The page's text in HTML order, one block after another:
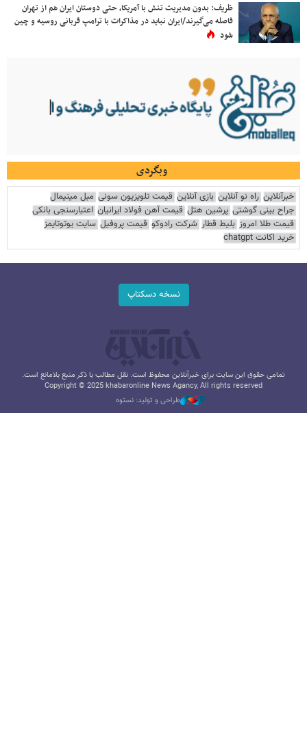
ظریف: بدون مدیریت تنش با آمریکا، حتی دوستان ایران هم از تهران
فاصله می‌گیرند/ایران نباید در مذاکرات با ترامپ قربانی روسیه و چین
شود
وبگردی
خبرآنلاین راه نو آنلاین بازی آنلاین قیمت تلویزیون سونی مبل مینیمال
جراح بینی گوشتی پرشین هتل قیمت آهن فولاد ایرانیان اعتبارسنجی بانکی
قیمت طلا امروز بلیط قطار شرکت رادوکو قیمت پروفیل سایت یوتوتایمز
خرید اکانت chatgpt
نسخه دسکتاپ
تمامی حقوق این سایت برای خبرآنلاین محفوظ است. نقل مطالب با ذکر منبع بلامانع است.
Copyright © 2025 khabaronline News Agancy, All rights reserved
طراحی و تولید: نستوه